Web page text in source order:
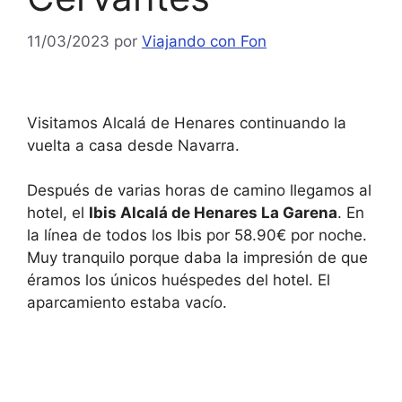
11/03/2023 por Viajando con Fon
Visitamos Alcalá de Henares continuando la
vuelta a casa desde Navarra.
Después de varias horas de camino llegamos al
hotel, el Ibis Alcalá de Henares La Garena. En
la línea de todos los Ibis por 58.90€ por noche.
Muy tranquilo porque daba la impresión de que
éramos los únicos huéspedes del hotel. El
aparcamiento estaba vacío.